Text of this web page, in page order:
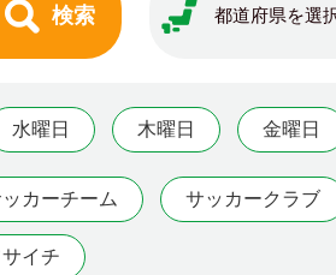
検索
水曜日 木曜日 金曜日
カーチーム サッカークラブ
サイチ